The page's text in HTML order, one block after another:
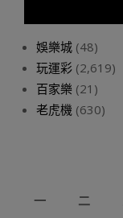
娛樂城 (48)
玩運彩 (2,619)
百家樂 (21)
老虎機 (630)
一
二